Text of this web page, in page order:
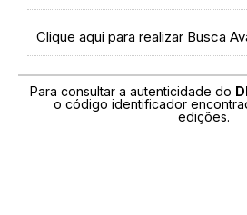
Clique aqui para realizar Busca
Para consultar a autenticidade do
o código identificador
edições.